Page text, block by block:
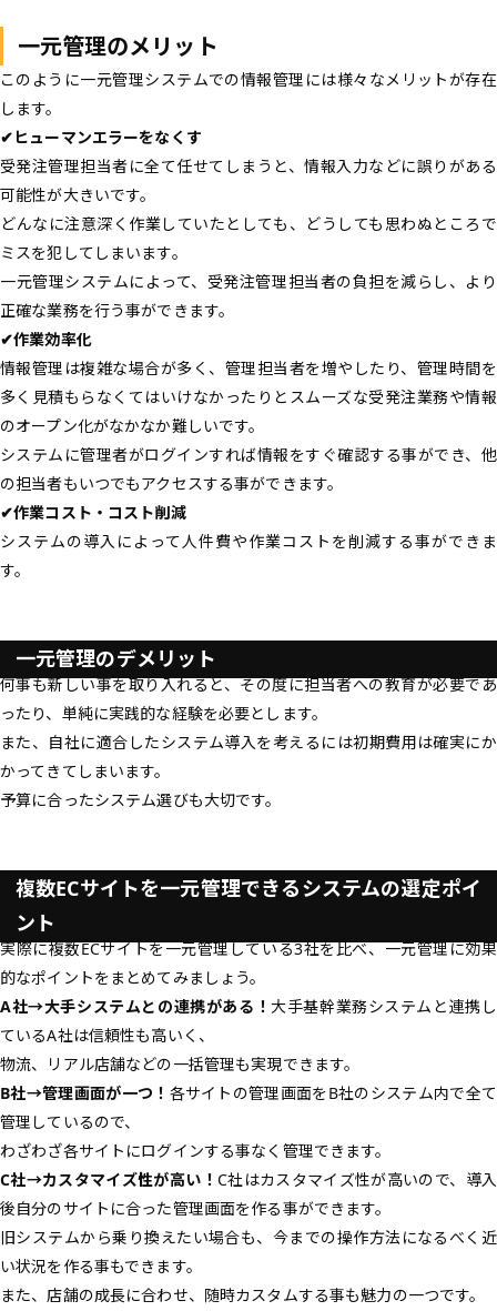
一元管理のメリット
このように一元管理システムでの情報管理には様々なメリットが存在
します。
✔︎ヒューマンエラーをなくす
受発注管理担当者に全て任せてしまうと、情報入力などに誤りがある
可能性が大きいです。
どんなに注意深く作業していたとしても、どうしても思わぬところで
ミスを犯してしまいます。
一元管理システムによって、受発注管理担当者の負担を減らし、より
正確な業務を行う事ができます。
✔︎作業効率化
情報管理は複雑な場合が多く、管理担当者を増やしたり、管理時間を
多く見積もらなくてはいけなかったりとスムーズな受発注業務や情報
のオープン化がなかなか難しいです。
システムに管理者がログインすれば情報をすぐ確認する事ができ、他
の担当者もいつでもアクセスする事ができます。
✔︎作業コスト・コスト削減
システムの導入によって人件費や作業コストを削減する事ができま
す。
一元管理のデメリット
何事も新しい事を取り入れると、その度に担当者への教育が必要であ
ったり、単純に実践的な経験を必要とします。
また、自社に適合したシステム導入を考えるには初期費用は確実にか
かってきてしまいます。
予算に合ったシステム選びも大切です。
複数ECサイトを一元管理できるシステムの選定ポイ
ント
実際に複数ECサイトを一元管理している3社を比べ、一元管理に効果
的なポイントをまとめてみましょう。
A社→大手システムとの連携がある！大手基幹業務システムと連携し
ているA社は信頼性も高いく、
物流、リアル店舗などの一括管理も実現できます。
B社→管理画面が一つ！ 各サイトの管理画面をB社のシステム内で全て
管理しているので、
わざわざ各サイトにログインする事なく管理できます。
C社→カスタマイズ性が高い！ C社はカスタマイズ性が高いので、導入
後自分のサイトに合った管理画面を作る事ができます。
旧システムから乗り換えたい場合も、今までの操作方法になるべく近
い状況を作る事もできます。
また、店舗の成長に合わせ、随時カスタムする事も魅力の一つです。